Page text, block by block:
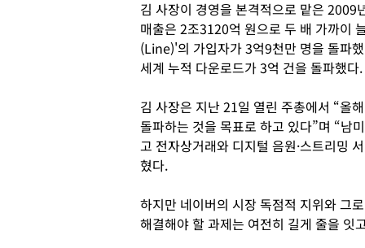
김 사장이 경영을 본격적으로 맡은
매출은 2조3120억 원으로 두 배 가까이
(Line)'의 가입자가 3억9천만 명을 돌파
세계 누적 다운로드가 3억 건을 돌파했다.
김 사장은 지난 21일 열린 주총에서 “올
돌파하는 것을 목표로 하고 있다”며 “남
고 전자상거래와 디지털 음원·스트리밍
혔다.
하지만 네이버의 시장 독점적 지위와 그
해결해야 할 과제는 여전히 길게 줄을 잇